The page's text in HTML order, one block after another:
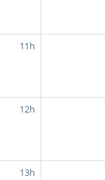
11h
12h
13h